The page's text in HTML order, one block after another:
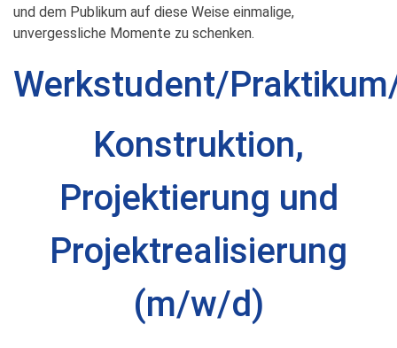
und dem Publikum auf diese Weise einmalige,
unvergessliche Momente zu schenken.
Werkstudent/
Konstruktion,
Projektierung und
Projektrealisierung
(m/w/d)